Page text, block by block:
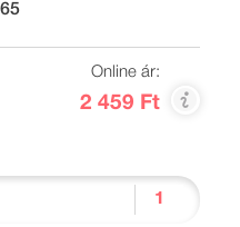
Online ár:
2 459 Ft